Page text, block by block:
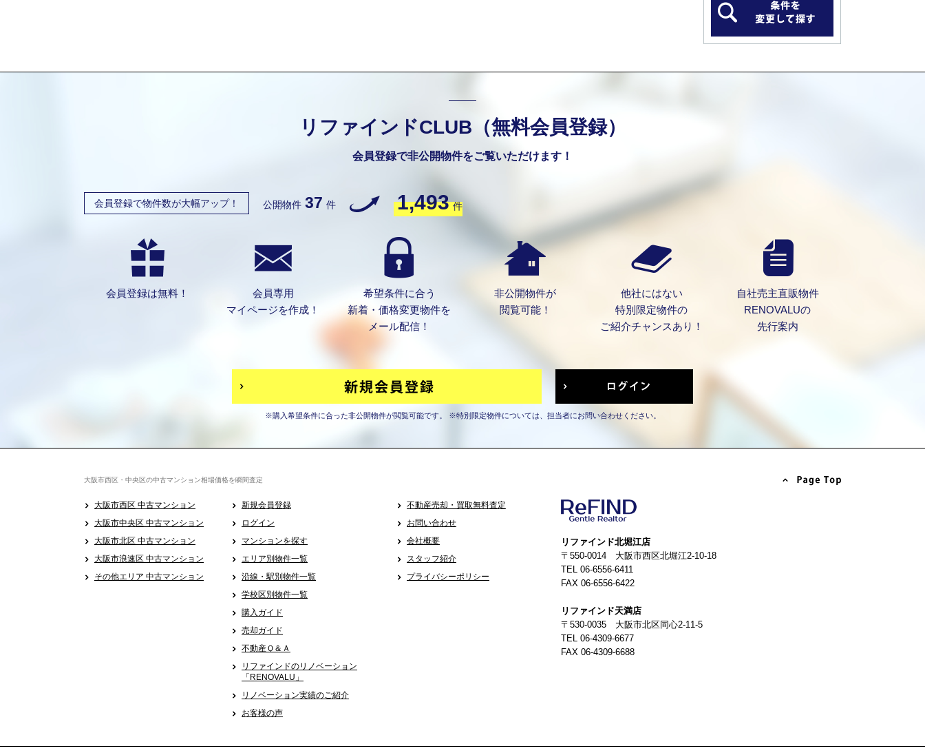
リファインドCLUB（無料会員登録）
会員登録で非公開物件をご覧いただけます！
会員登録で物件数が大幅アップ！ 公開物件 37 件 1,493 件
会員登録は無料！
会員専用
マイページを作成！
希望条件に合う
新着・価格変更物件を
メール配信！
非公開物件が
閲覧可能！
他社にはない
特別限定物件の
ご紹介チャンスあり！
自社売主直販物件
RENOVALUの
先行案内
※購入希望条件に合った非公開物件が閲覧可能です。 ※特別限定物件については、担当者にお問い合わせください。
大阪市西区・中央区の中古マンション相場価格を瞬間査定
大阪市西区 中古マンション
大阪市中央区 中古マンション
大阪市北区 中古マンション
大阪市浪速区 中古マンション
その他エリア 中古マンション
新規会員登録
ログイン
マンションを探す
エリア別物件一覧
沿線・駅別物件一覧
学校区別物件一覧
購入ガイド
売却ガイド
不動産Ｑ＆Ａ
リファインドのリノベーション
「RENOVALU」
リノベーション実績のご紹介
お客様の声
不動産売却・買取無料査定
お問い合わせ
会社概要
スタッフ紹介
プライバシーポリシー
リファインド北堀江店
〒550-0014 大阪市西区北堀江2-10-18
TEL 06-6556-6411
FAX 06-6556-6422
リファインド天満店
〒530-0035 大阪市北区同心2-11-5
TEL 06-4309-6677
FAX 06-4309-6688